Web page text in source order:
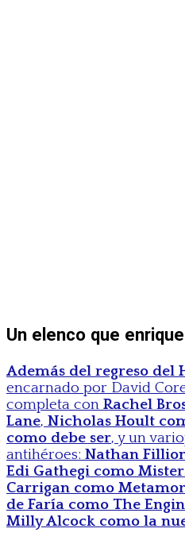
Un elenco que
Además del regreso del
encarnado por David
completa con Rachel
Lane, Nicholas Hoult
como debe ser, y un
antihéroes: Nathan
Edi Gathegi como
Carrigan como
de Faría como The
Milly Alcock como la